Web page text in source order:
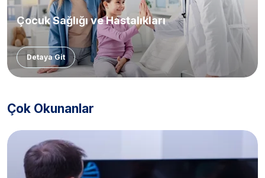
Çocuk Sağlığı ve Hastalıkları
Detaya Git
Çok Okunanlar